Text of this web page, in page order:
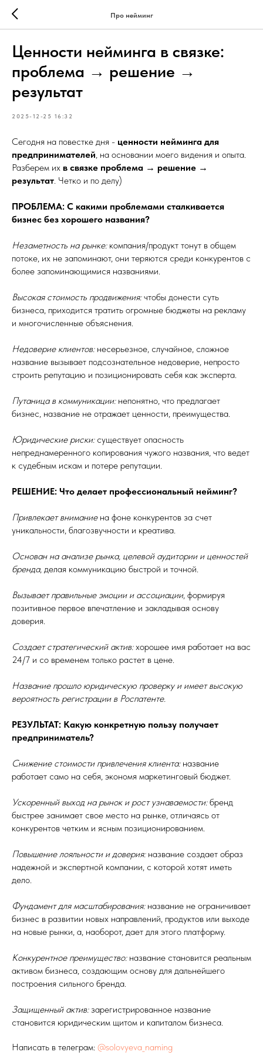
Про нейминг
Ценности нейминга в связке:
проблема → решение →
результат
2025-12-25 16:32
Сегодня на повестке дня - ценности нейминга для
предпринимателей, на основании моего видения и опыта.
Разберем их в связке проблема → решение →
результат. Четко и по делу)
ПРОБЛЕМА: С какими проблемами сталкивается
бизнес без хорошего названия?
Незаметность на рынке:компания/продукт тонут в общем
потоке, их не запоминают, они теряются среди конкурентов с
более запоминающимися названиями.
Высокая стоимость продвижения:чтобы донести суть
бизнеса, приходится тратить огромные бюджеты на рекламу
и многочисленные объяснения.
Недоверие клиентов:несерьезное, случайное, сложное
название вызывает подсознательное недоверие, непросто
строить репутацию и позиционировать себя как эксперта.
Путаница в коммуникации:непонятно, что предлагает
бизнес, название не отражает ценности, преимущества.
Юридические риски:существует опасность
непреднамеренного копирования чужого названия, что ведет
к судебным искам и потере репутации.
РЕШЕНИЕ: Что делает профессиональный нейминг?
Привлекает вниманиена фоне конкурентов за счет
уникальности, благозвучности и креатива.
Основан на анализе рынка, целевой аудитории и ценностей
бренда, делая коммуникацию быстрой и точной.
Вызывает правильные эмоции и ассоциации, формируя
позитивное первое впечатление и закладывая основу
доверия.
Создает стратегический актив:хорошее имя работает на вас
24/7 и со временем только растет в цене.
Название прошло юридическую проверку и имеет высокую
вероятность регистрации в Роспатенте.
РЕЗУЛЬТАТ: Какую конкретную пользу получает
предприниматель?
Снижение стоимости привлечения клиента: название
работает само на себя, экономя маркетинговый бюджет.
Ускоренный выход на рынок и рост узнаваемости:бренд
быстрее занимает свое место на рынке, отличаясь от
конкурентов четким и ясным позиционированием.
Повышение лояльности и доверия:название создает образ
надежной и экспертной компании, с которой хотят иметь
дело.
Фундамент для масштабирования:название не ограничивает
бизнес в развитии новых направлений, продуктов или выходе
на новые рынки, а, наоборот, дает для этого платформу.
Конкурентное преимущество:название становится реальным
активом бизнеса, создающим основу для дальнейшего
построения сильного бренда.
Защищенный актив:зарегистрированное название
становится юридическим щитом и капиталом бизнеса.
Написать в телеграм: @solovyeva_naming